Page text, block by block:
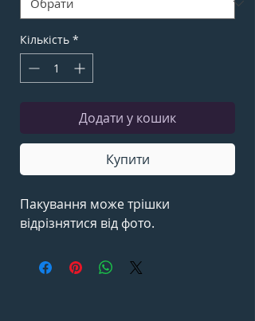
Кількість *
Додати у кошик
Купити
Пакування може трішки
відрізнятися від фото.